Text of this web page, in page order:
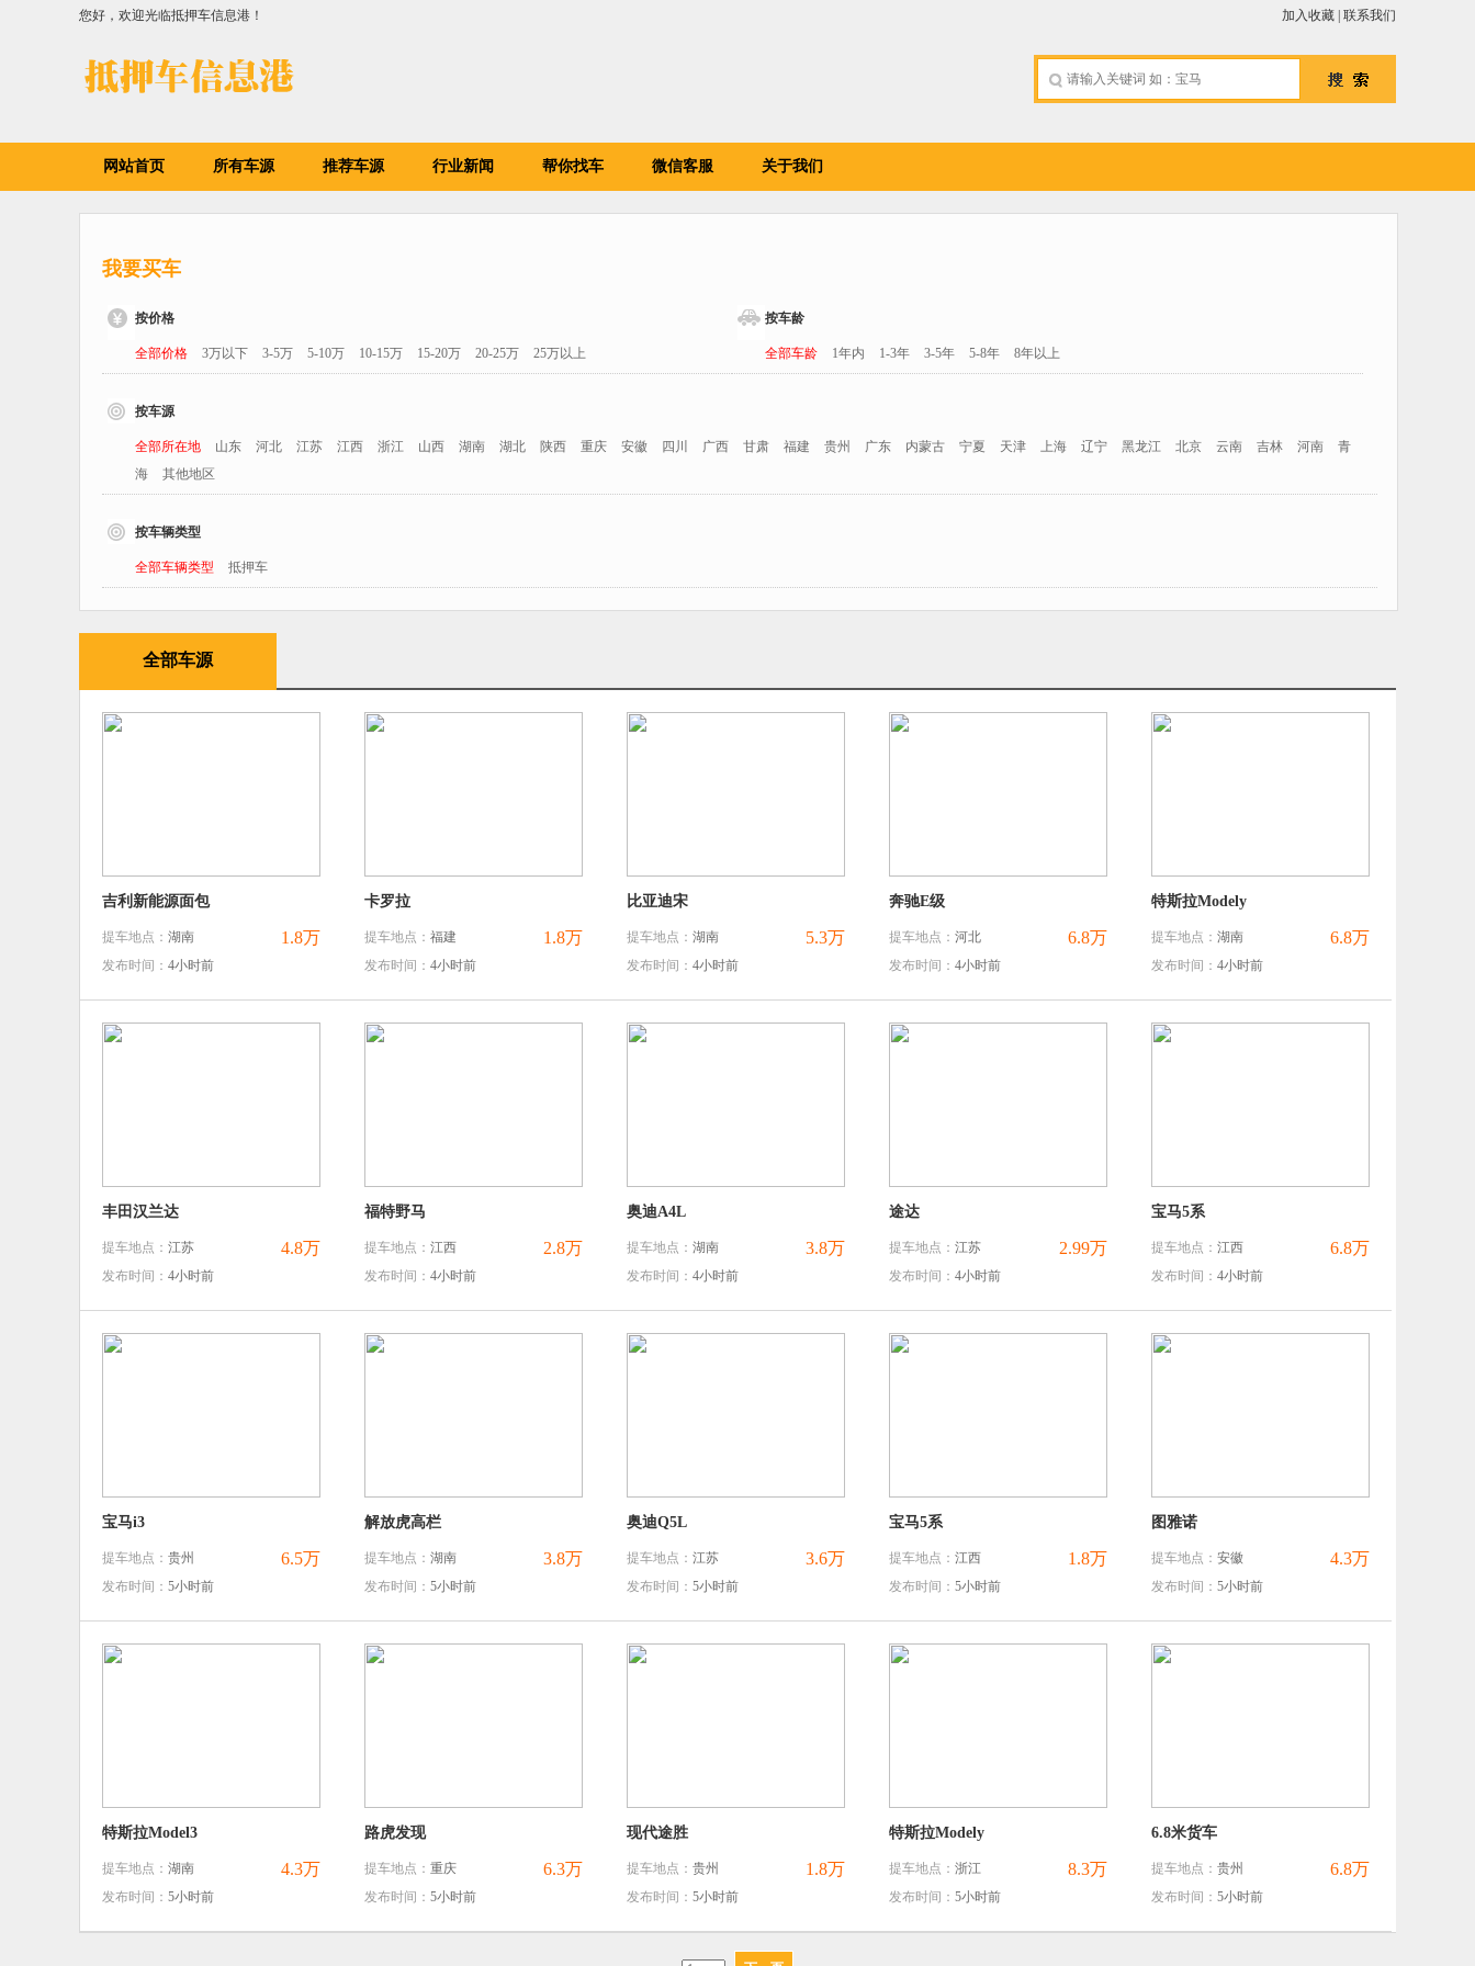
您好，欢迎光临抵押车信息港！ 加入收藏 联系我们
网站首页 所有车源 推荐车源 行业新闻 帮你找车 微信客服 关于我们
我要买车
按价格
全部价格 3万以下 3-5万 5-10万 10-15万 15-20万 20-25万 25万以上
按车龄
全部车龄 1年内 1-3年 3-5年 5-8年 8年以上
按车源
全部所在地 山东 河北 江苏 江西 浙江 山西 湖南 湖北 陕西 重庆 安徽 四川 广西 甘肃 福建 贵州 广东 内蒙古 宁夏 天津 上海 辽宁 黑龙江 北京 云南 吉林 河南
青
海
其他地区
按车辆类型
全部车辆类型 抵押车
全部车源
吉利新能源面包
1.8万
提车地点： 湖南
发布时间： 4小时前
卡罗拉
1.8万
提车地点： 福建
发布时间： 4小时前
比亚迪宋
5.3万
提车地点： 湖南
发布时间： 4小时前
奔驰E级
6.8万
提车地点： 河北
发布时间： 4小时前
特斯拉Modely
6.8万
提车地点： 湖南
发布时间： 4小时前
丰田汉兰达
4.8万
提车地点： 江苏
发布时间： 4小时前
福特野马
2.8万
提车地点： 江西
发布时间： 4小时前
奥迪A4L
3.8万
提车地点： 湖南
发布时间： 4小时前
途达
2.99万
提车地点： 江苏
发布时间： 4小时前
宝马5系
6.8万
提车地点： 江西
发布时间： 4小时前
宝马i3
6.5万
提车地点： 贵州
发布时间： 5小时前
解放虎高栏
3.8万
提车地点： 湖南
发布时间： 5小时前
奥迪Q5L
3.6万
提车地点： 江苏
发布时间： 5小时前
宝马5系
1.8万
提车地点： 江西
发布时间： 5小时前
图雅诺
4.3万
提车地点： 安徽
发布时间： 5小时前
特斯拉Model3
4.3万
提车地点： 湖南
发布时间： 5小时前
路虎发现
6.3万
提车地点： 重庆
发布时间： 5小时前
现代途胜
1.8万
提车地点： 贵州
发布时间： 5小时前
特斯拉Modely
8.3万
提车地点： 浙江
发布时间： 5小时前
6.8米货车
6.8万
提车地点： 贵州
发布时间： 5小时前